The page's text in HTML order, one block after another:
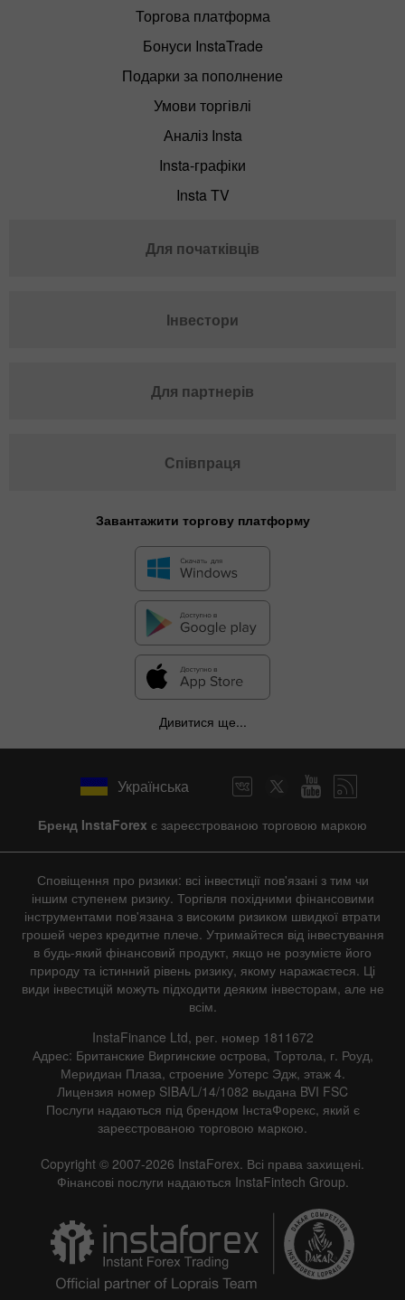
Торгова платформа
Бонуси InstaTrade
Подарки за пополнение
Умови торгівлі
Аналіз Insta
Insta-графіки
Insta TV
Для початківців
Інвестори
Для партнерів
Співпраця
Завантажити торгову платформу
Дивитися ще...
Українська
Бренд InstaForex є зареєстрованою торговою маркою
Сповіщення про ризики: всі інвестиції пов'язані з тим чи
іншим ступенем ризику. Торгівля похідними фінансовими
інструментами пов'язана з високим ризиком швидкої втрати
грошей через кредитне плече. Утримайтеся від інвестування
в будь-який фінансовий продукт, якщо не розумієте його
природу та істинний рівень ризику, якому наражаєтеся. Ці
види інвестицій можуть підходити деяким інвесторам, але не
всім.
InstaFinance Ltd, рег. номер 1811672
Адрес: Британские Виргинские острова, Тортола, г. Роуд,
Меридиан Плаза, строение Уотерс Эдж, этаж 4.
Лицензия номер SIBA/L/14/1082 выдана BVI FSC
Послуги надаються під брендом ІнстаФорекс, який є
зареєстрованою торговою маркою.
Copyright © 2007-2026 InstaForex. Всі права захищені.
Фінансові послуги надаються InstaFintech Group.